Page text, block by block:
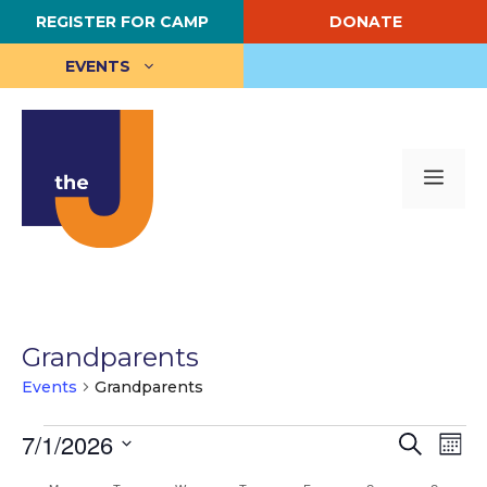
Skip
to
content
REGISTER FOR CAMP DONATE
EVENTS
Grandparents
Events Grandparents
Events
E
S
E
M
7/1/2026